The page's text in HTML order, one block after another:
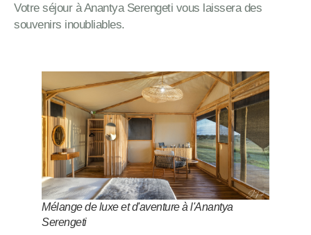
Votre séjour à Anantya Serengeti vous laissera des
souvenirs inoubliables.
Mélange de luxe et d'aventure à l'Anantya
Serengeti